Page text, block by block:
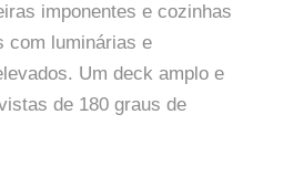
imponentes e cozinhas
com luminárias e
Um deck amplo e
de 180 graus de